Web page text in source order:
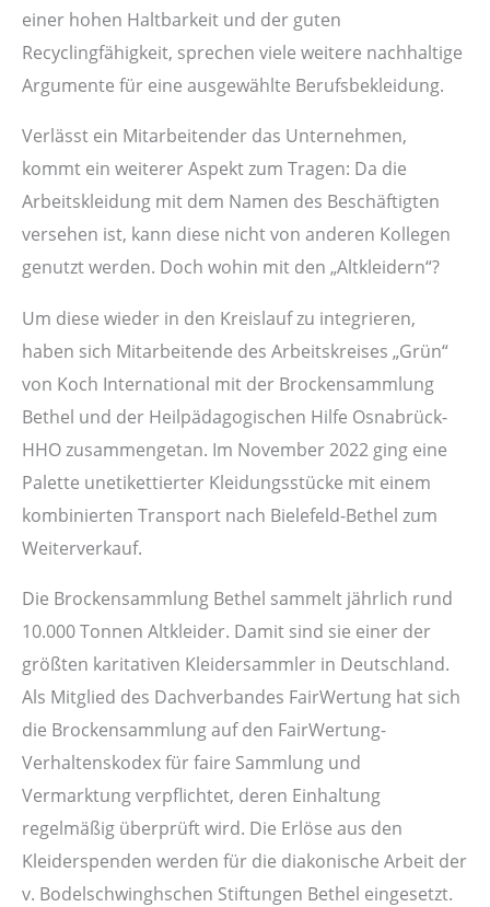
einer hohen Haltbarkeit und der guten
Recyclingfähigkeit, sprechen viele weitere nachhaltige
Argumente für eine ausgewählte Berufsbekleidung.
Verlässt ein Mitarbeitender das Unternehmen,
kommt ein weiterer Aspekt zum Tragen: Da die
Arbeitskleidung mit dem Namen des Beschäftigten
versehen ist, kann diese nicht von anderen Kollegen
genutzt werden. Doch wohin mit den „Altkleidern“?
Um diese wieder in den Kreislauf zu integrieren,
haben sich Mitarbeitende des Arbeitskreises „Grün“
von Koch International mit der Brockensammlung
Bethel und der Heilpädagogischen Hilfe Osnabrück-
HHO zusammengetan. Im November 2022 ging eine
Palette unetikettierter Kleidungsstücke mit einem
kombinierten Transport nach Bielefeld-Bethel zum
Weiterverkauf.
Die Brockensammlung Bethel sammelt jährlich rund
10.000 Tonnen Altkleider. Damit sind sie einer der
größten karitativen Kleidersammler in Deutschland.
Als Mitglied des Dachverbandes FairWertung hat sich
die Brockensammlung auf den FairWertung-
Verhaltenskodex für faire Sammlung und
Vermarktung verpflichtet, deren Einhaltung
regelmäßig überprüft wird. Die Erlöse aus den
Kleiderspenden werden für die diakonische Arbeit der
v. Bodelschwinghschen Stiftungen Bethel eingesetzt.